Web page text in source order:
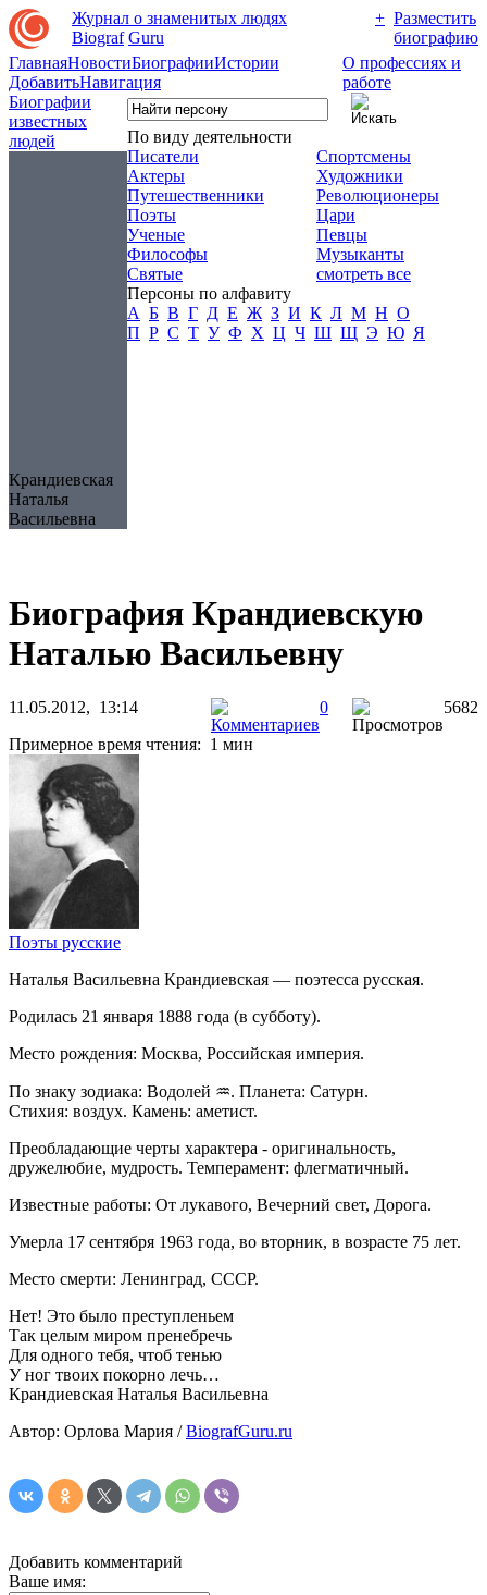
Журнал о знаменитых людях
Biograf Guru
+ Разместить
биографию
ГлавнаяНовостиБиографииИстории
ДобавитьНавигация
О профессиях и
работе
Биографии
известных
людей
Крандиевская
Наталья
Васильевна
По виду деятельности
Писатели
Актеры
Путешественники
Поэты
Ученые
Философы
Святые
Спортсмены
Художники
Революционеры
Цари
Певцы
Музыканты
смотреть все
Персоны по алфавиту
А Б В Г Д Е Ж З И К Л М Н О
П Р С Т У Ф Х Ц Ч Ш Щ Э Ю Я
Биография Крандиевскую
Наталью Васильевну
11.05.2012, 13:14 0
5682
Примерное время чтения: 1 мин
Поэты русские
Наталья Васильевна Крандиевская — поэтесса русская.
Родилась 21 января 1888 года (в субботу).
Место рождения: Москва, Российская империя.
По знаку зодиака: Водолей ♒. Планета: Сатурн.
Стихия: воздух. Камень: аметист.
Преобладающие черты характера - оригинальность,
дружелюбие, мудрость. Темперамент: флегматичный.
Известные работы: От лукавого, Вечерний свет, Дорога.
Умерла 17 сентября 1963 года, во вторник, в возрасте 75 лет.
Место смерти: Ленинград, СССР.
Нет! Это было преступленьем
Так целым миром пренебречь
Для одного тебя, чтоб тенью
У ног твоих покорно лечь…
Крандиевская Наталья Васильевна
Автор: Орлова Мария /BiografGuru.ru
Добавить комментарий
Ваше имя: